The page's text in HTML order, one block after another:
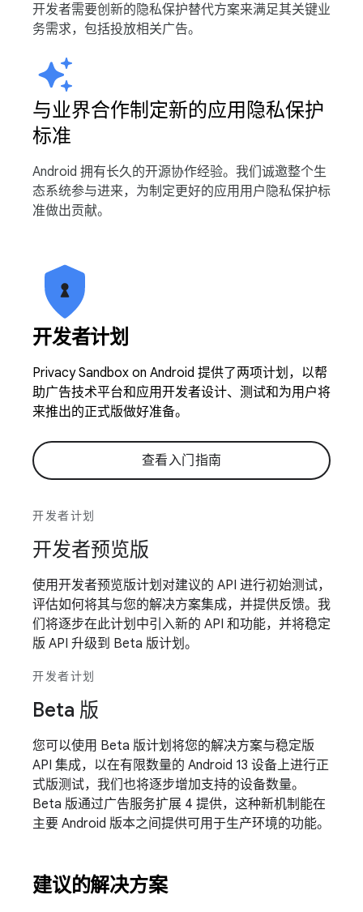
开发者需要创新的隐私保护替代方案来满足其关键业
务需求，包括投放相关广告。
与业界合作制定新的应用隐私保护
标准
Android 拥有长久的开源协作经验。我们诚邀整个生
态系统参与进来，为制定更好的应用用户隐私保护标
准做出贡献。
开发者计划
Privacy Sandbox on Android 提供了两项计划，以帮
助广告技术平台和应用开发者设计、测试和为用户将
来推出的正式版做好准备。
查看入门指南
开发者计划
开发者预览版
使用开发者预览版计划对建议的 API 进行初始测试，
评估如何将其与您的解决方案集成，并提供反馈。我
们将逐步在此计划中引入新的 API 和功能，并将稳定
版 API 升级到 Beta 版计划。
开发者计划
Beta 版
您可以使用 Beta 版计划将您的解决方案与稳定版
API 集成，以在有限数量的 Android 13 设备上进行正
式版测试，我们也将逐步增加支持的设备数量。
Beta 版通过广告服务扩展 4 提供，这种新机制能在
主要 Android 版本之间提供可用于生产环境的功能。
建议的解决方案